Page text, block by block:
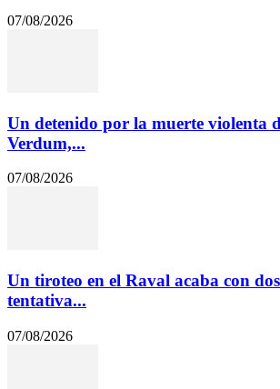
07/08/2026
Un detenido por la muerte violenta
Verdum,...
07/08/2026
Un tiroteo en el Raval acaba con
tentativa...
07/08/2026